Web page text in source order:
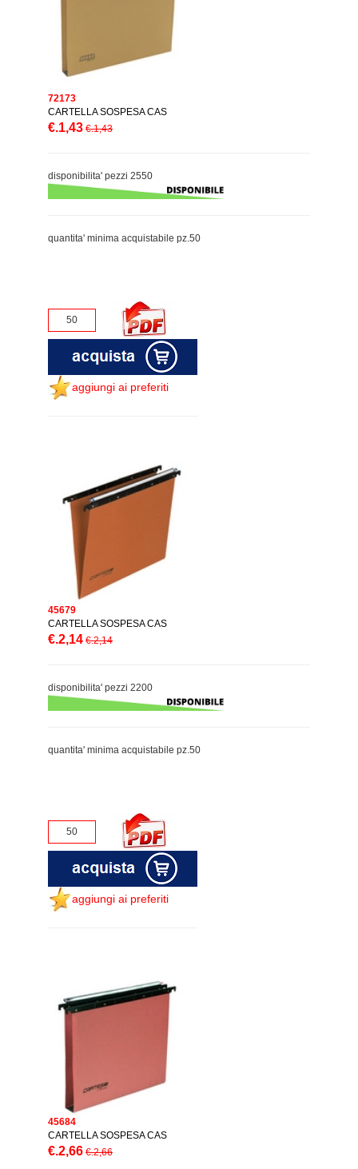
72173
CARTELLA SOSPESA CAS
€.1,43 €.1,43
disponibilita' pezzi 2550
quantita' minima acquistabile pz.50
aggiungi ai preferiti
45679
CARTELLA SOSPESA CAS
€.2,14 €.2,14
disponibilita' pezzi 2200
quantita' minima acquistabile pz.50
aggiungi ai preferiti
45684
CARTELLA SOSPESA CAS
€.2,66 €.2,66